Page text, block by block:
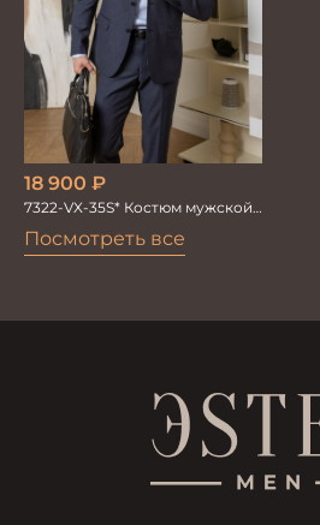
Посмотреть все
18 900 ₽
7322-VX-35S* Костюм мужской
двойка